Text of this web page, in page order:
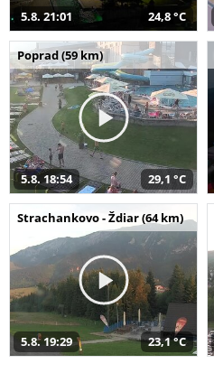
5.8. 21:01 24,8 °C
Poprad (59 km)
5.8. 18:54 29,1 °C
Strachankovo - Ždiar (64 km)
5.8. 19:29 23,1 °C